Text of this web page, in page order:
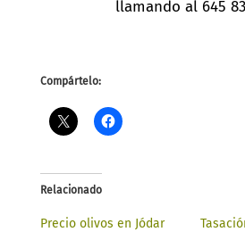
llamando al 645
Compártelo:
Relacionado
Precio olivos en Jódar